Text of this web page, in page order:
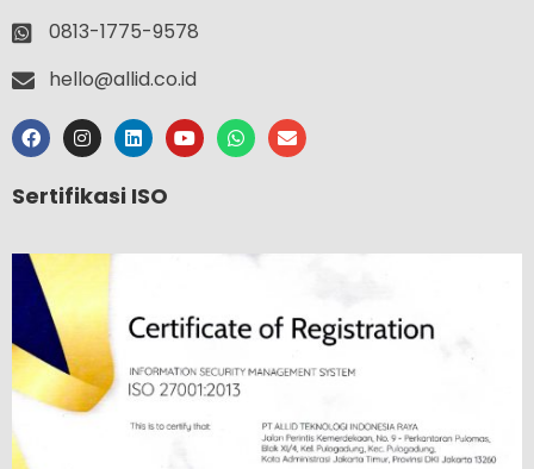
0813-1775-9578
hello@allid.co.id
Sertifikasi ISO